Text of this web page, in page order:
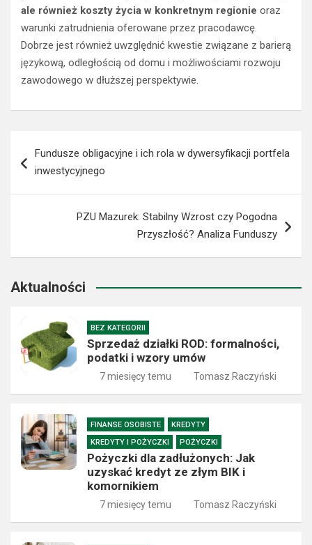
ale również koszty życia w konkretnym regionie oraz
warunki zatrudnienia oferowane przez pracodawcę.
Dobrze jest również uwzględnić kwestie związane z barierą
językową, odległością od domu i możliwościami rozwoju
zawodowego w dłuższej perspektywie.
wpisu
Fundusze obligacyjne i ich rola w dywersyfikacji portfela
inwestycyjnego
PZU Mazurek: Stabilny Wzrost czy Pogodna
Przyszłość? Analiza Funduszy
Aktualności
BEZ KATEGORII
Sprzedaż działki ROD: formalności,
podatki i wzory umów
7 miesięcy temu Tomasz Raczyński
FINANSE OSOBISTE
KREDYTY
KREDYTY I POŻYCZKI
POŻYCZKI
Pożyczki dla zadłużonych: Jak
uzyskać kredyt ze złym BIK i
komornikiem
7 miesięcy temu Tomasz Raczyński